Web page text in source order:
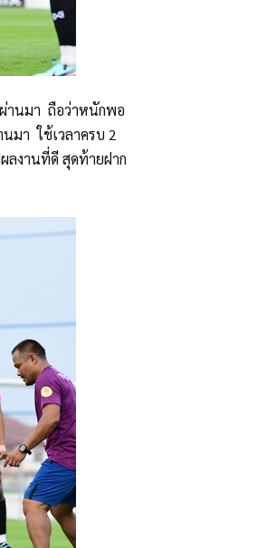
านมา ถือว่าหนักพอ
มา ใช้เวลาครบ 2
ลงานที่ดี สุดท้ายฝาก